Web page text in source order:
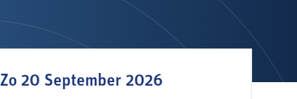
Zo 20 September 2026